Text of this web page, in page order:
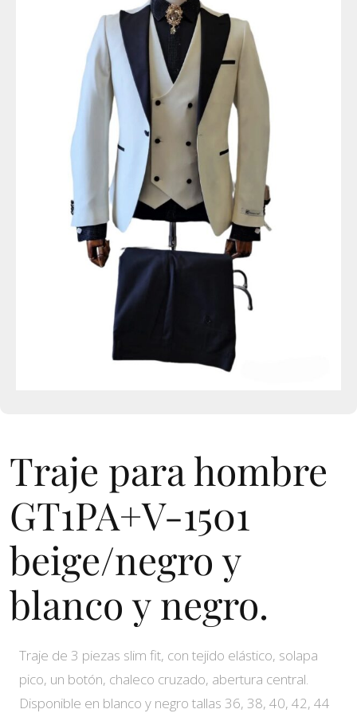
Traje para hombre
GT1PA+V-1501
beige/negro y
blanco y negro.
Traje de 3 piezas slim fit, con tejido elástico, solapa
pico, un botón, chaleco cruzado, abertura central.
Disponible en blanco y negro tallas 36, 38, 40, 42, 44